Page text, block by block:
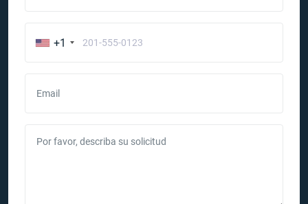
+1
Email
Por favor, describa su solicitud